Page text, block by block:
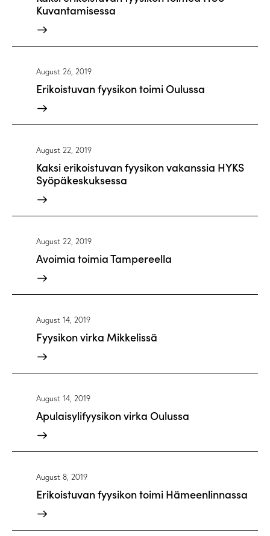
Kuvantamisessa
August 26, 2019
Erikoistuvan fyysikon toimi Oulussa
August 22, 2019
Kaksi erikoistuvan fyysikon vakanssia HYKS
Syöpäkeskuksessa
August 22, 2019
Avoimia toimia Tampereella
August 14, 2019
Fyysikon virka Mikkelissä
August 14, 2019
Apulaisylifyysikon virka Oulussa
August 8, 2019
Erikoistuvan fyysikon toimi Hämeenlinnassa